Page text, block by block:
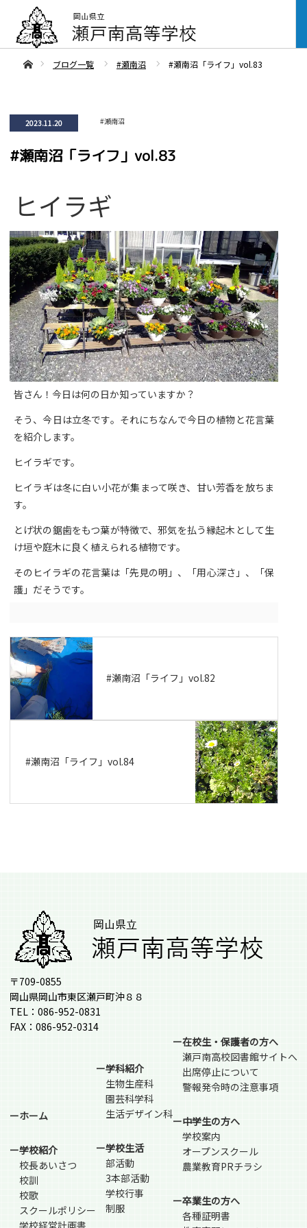
ああホームブログ一覧 #瀬南沼 #瀬南沼「ライフ」vol.83
2023.11.20 #瀬南沼
#瀬南沼「ライフ」vol.83
ヒイラギ
皆さん！今日は何の日か知っていますか？
そう、今日は立冬です。それにちなんで今日の植物と花言葉
を紹介します。
ヒイラギです。
ヒイラギは冬に白い小花が集まって咲き、甘い芳香を放ちま
す。
とげ状の鋸歯をもつ葉が特徴で、邪気を払う縁起木として生
け垣や庭木に良く植えられる植物です。
そのヒイラギの花言葉は「先見の明」、「用心深さ」、「保
護」だそうです。
#瀬南沼「ライフ」vol.82
#瀬南沼「ライフ」vol.84
〒709-0855
岡山県岡山市東区瀬戸町沖８８
TEL：086-952-0831
FAX：086-952-0314
ーホーム
ー学校紹介
校長あいさつ
校訓
校歌
スクールポリシー
ー学科紹介
生物生産科
園芸科学科
生活デザイン科
ー学校生活
部活動
3本部活動
学校行事
制服
ー在校生・保護者の方へ
瀬戸南高校図書館サイトへ
出席停止について
警報発令時の注意事項
ー中学生の方へ
学校案内
オープンスクール
農業教育PRチラシ
ー卒業生の方へ
各種証明書